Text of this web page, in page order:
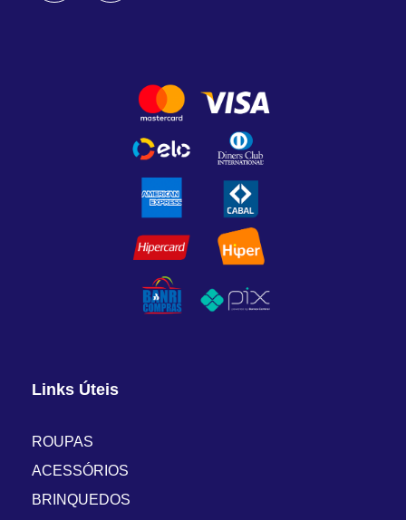
Links Úteis
ROUPAS
ACESSÓRIOS
BRINQUEDOS